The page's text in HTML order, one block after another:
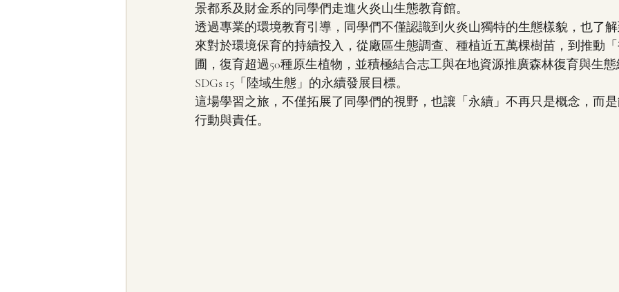
景都系及財金系的同學們走進火炎山生態教育館。
透過專業的環境教育引導，同學們不僅認識到火炎山獨特的生態樣貌，也了
來對於環境保育的持續投入，從廠區生態調查、種植近五萬棵樹苗，到推動
圃，復育超過50種原生植物，並積極結合志工與在地資源推廣森林復育與生
SDGs 15「陸域生態」的永續發展目標。
這場學習之旅，不僅拓展了同學們的視野，也讓「永續」不再只是概念，而
行動與責任。